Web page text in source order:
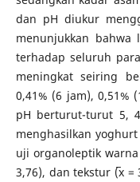
dan pH diukur
menunjukkan bahwa
terhadap seluruh
meningkat seiring
0,41% (6 jam), 0,51%
pH berturut-turut 5,
menghasilkan
uji organoleptik warna
3,76), dan tekstur (̅x =